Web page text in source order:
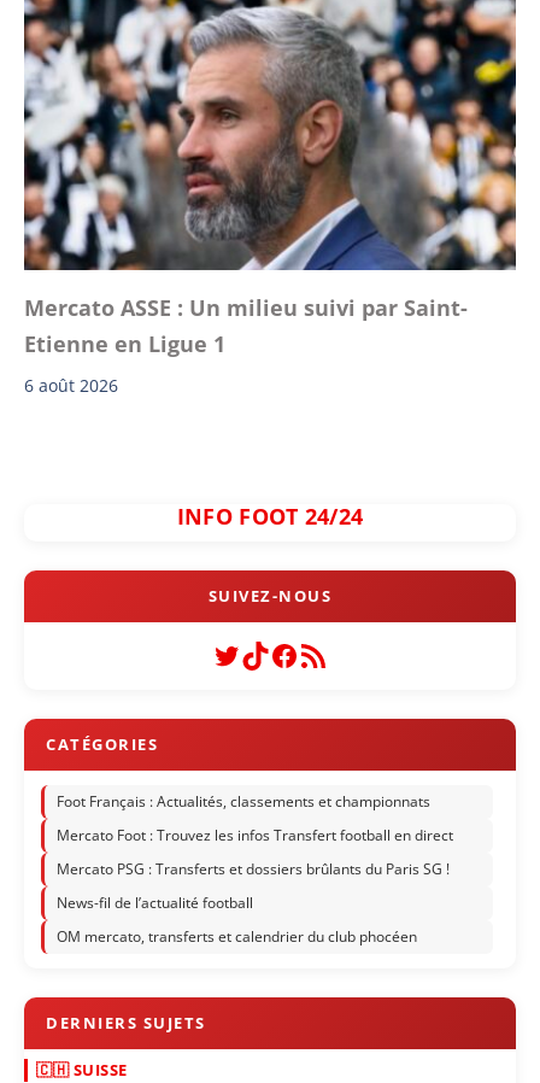
Mercato ASSE : Un milieu suivi par Saint-
Etienne en Ligue 1
6 août 2026
INFO FOOT 24/24
Twitter
TikTok
Facebook
Flux RSS
Foot Français : Actualités, classements et championnats
Mercato Foot : Trouvez les infos Transfert football en direct
Mercato PSG : Transferts et dossiers brûlants du Paris SG !
News-fil de l’actualité football
OM mercato, transferts et calendrier du club phocéen
🇨🇭 SUISSE